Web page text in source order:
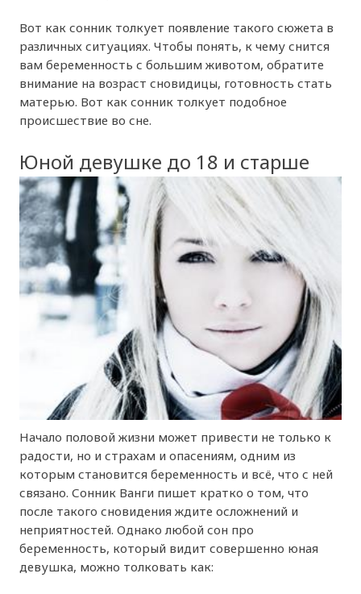
Вот как сонник толкует появление такого сюжета в
различных ситуациях. Чтобы понять, к чему снится
вам беременность с большим животом, обратите
внимание на возраст сновидицы, готовность стать
матерью. Вот как сонник толкует подобное
происшествие во сне.
Юной девушке до 18 и старше
Начало половой жизни может привести не только к
радости, но и страхам и опасениям, одним из
которым становится беременность и всё, что с ней
связано. Сонник Ванги пишет кратко о том, что
после такого сновидения ждите осложнений и
неприятностей. Однако любой сон про
беременность, который видит совершенно юная
девушка, можно толковать как: